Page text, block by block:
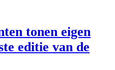
tonen eigen
editie van de